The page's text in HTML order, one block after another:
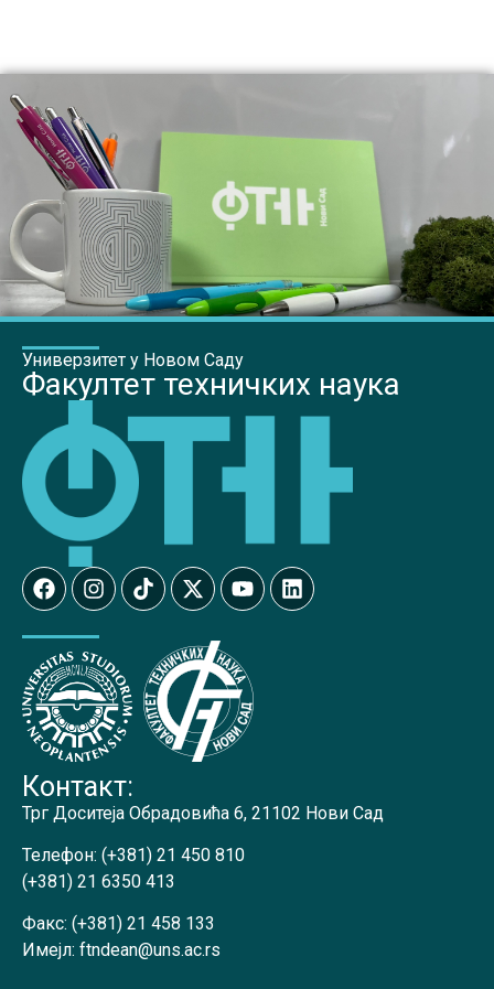
Универзитет у Новом Саду
Факултет техничких наука
Контакт:
Трг Доситеја Обрадовића 6, 21102 Нови Сад
Телефон: (+381) 21 450 810
(+381) 21 6350 413
Факс: (+381) 21 458 133
Имејл: ftndean@uns.ac.rs